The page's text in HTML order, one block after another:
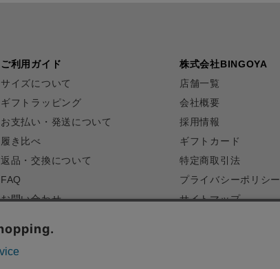
ご利用ガイド
サイズについて
ギフトラッピング
お支払い・発送について
履き比べ
返品・交換について
FAQ
お問い合わせ
株式会社BINGOYA
店舗一覧
会社概要
採用情報
ギフトカード
特定商取引法
プライバシーポリシー
サイトマップ